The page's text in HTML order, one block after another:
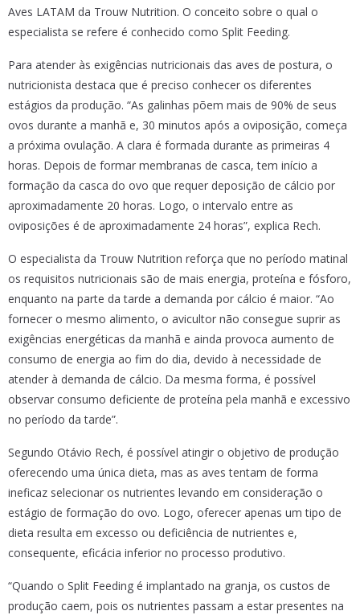
Aves LATAM da Trouw Nutrition. O conceito sobre o qual o
especialista se refere é conhecido como Split Feeding.
Para atender às exigências nutricionais das aves de postura, o
nutricionista destaca que é preciso conhecer os diferentes
estágios da produção. “As galinhas põem mais de 90% de seus
ovos durante a manhã e, 30 minutos após a oviposição, começa
a próxima ovulação. A clara é formada durante as primeiras 4
horas. Depois de formar membranas de casca, tem início a
formação da casca do ovo que requer deposição de cálcio por
aproximadamente 20 horas. Logo, o intervalo entre as
oviposições é de aproximadamente 24 horas”, explica Rech.
O especialista da Trouw Nutrition reforça que no período matinal
os requisitos nutricionais são de mais energia, proteína e fósforo,
enquanto na parte da tarde a demanda por cálcio é maior. “Ao
fornecer o mesmo alimento, o avicultor não consegue suprir as
exigências energéticas da manhã e ainda provoca aumento de
consumo de energia ao fim do dia, devido à necessidade de
atender à demanda de cálcio. Da mesma forma, é possível
observar consumo deficiente de proteína pela manhã e excessivo
no período da tarde”.
Segundo Otávio Rech, é possível atingir o objetivo de produção
oferecendo uma única dieta, mas as aves tentam de forma
ineficaz selecionar os nutrientes levando em consideração o
estágio de formação do ovo. Logo, oferecer apenas um tipo de
dieta resulta em excesso ou deficiência de nutrientes e,
consequente, eficácia inferior no processo produtivo.
“Quando o Split Feeding é implantado na granja, os custos de
produção caem, pois os nutrientes passam a estar presentes na